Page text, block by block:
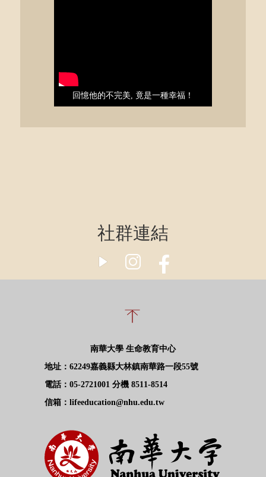
回憶他的不完美, 竟是一種幸福！
社群連結
南華大學 生命教育中心
地址：62249嘉義縣大林鎮南華路一段55號
電話：05-2721001 分機 8511-8514
信箱：lifeeducation@nhu.edu.tw